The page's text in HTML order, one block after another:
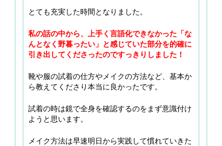
とても充実した時間となりました。
私の話の中から、上手く言語化できなかった「な
んとなく野暮ったい」と感じていた部分を的確に
引き出してくださったのですっきりしました！
靴や服の試着の仕方やメイクの方法など、基本か
ら教えてくださり本当に良かったです。
試着の時は鏡で全身を確認するのをまず意識付け
ようと思います。
メイク方法は早速明日から実践して慣れていきた